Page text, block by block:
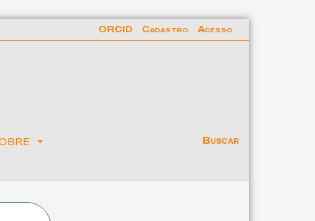
Buscar
ORCID Cadastro Acesso